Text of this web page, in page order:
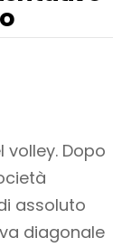
volley. Dopo
assoluto
diagonale